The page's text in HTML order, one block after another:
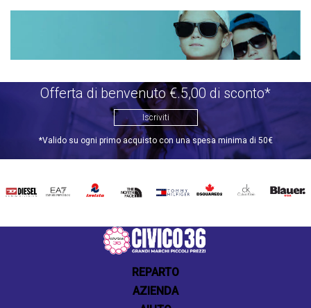
Offerta di benvenuto €.5,00 di sconto*
Iscriviti
*Valido su ogni primo acquisto con una spesa minima di 50€
DIESEL EA7 INVICTATHE
TOMMY
DSQUARED2
CALVIN BLAUER
REPARTO
AZIENDA